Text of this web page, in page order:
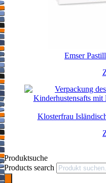
Emser
Klosterfrau
Produktsuche
Products search